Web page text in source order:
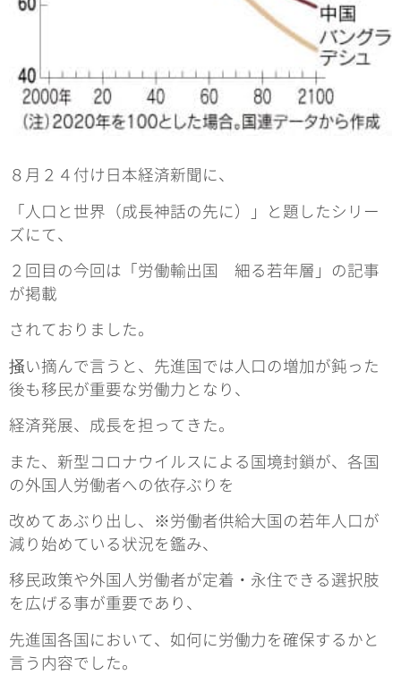
８月２４付け日本経済新聞に、
「人口と世界（成長神話の先に）」と題したシリー
ズにて、
２回目の今回は「労働輸出国 細る若年層」の記事
が掲載
されておりました。
掻い摘んで言うと、先進国では人口の増加が鈍った
後も移民が重要な労働力となり、
経済発展、成長を担ってきた。
また、新型コロナウイルスによる国境封鎖が、各国
の外国人労働者への依存ぶりを
改めてあぶり出し、※労働者供給大国の若年人口が
減り始めている状況を鑑み、
移民政策や外国人労働者が定着・永住できる選択肢
を広げる事が重要であり、
先進国各国において、如何に労働力を確保するかと
言う内容でした。